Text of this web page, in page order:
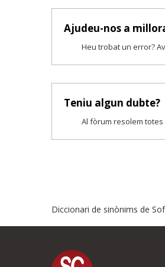
Ajudeu-nos a
Heu trobat un error?
Teniu algun dubte?
Al fòrum resolem
Proposeu-
Diccionari de sinònims de